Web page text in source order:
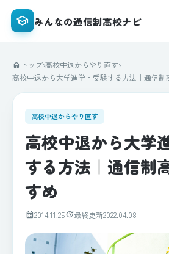
school みんなの通信制高校ナビ
home トップ›高校中退からやり直す›
高校中退から大学進学・受験する方法｜通信制
高校中退からやり直す
高校中退から大学
する方法｜通信制
すめ
calendar_month2014.11.25update最終更新2022.04.08